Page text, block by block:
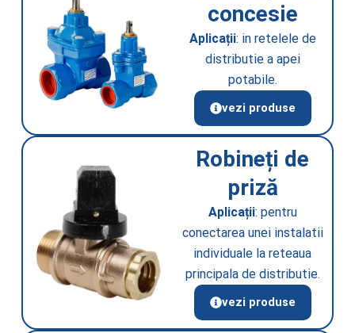
concesie
Aplicații: in retelele de
distributie a apei
potabile.
vezi produse
Robineți de
priză
Aplicații: pentru
conectarea unei instalatii
individuale la reteaua
principala de distributie.
vezi produse